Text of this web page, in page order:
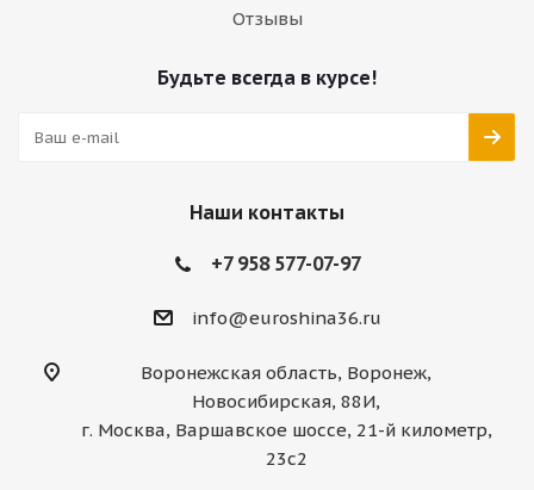
Отзывы
Будьте всегда в курсе!
Наши контакты
+7 958 577-07-97
info@euroshina36.ru
Воронежская область, Воронеж,
Новосибирская, 88И,
г. Москва, Варшавское шоссе, 21-й километр,
23с2